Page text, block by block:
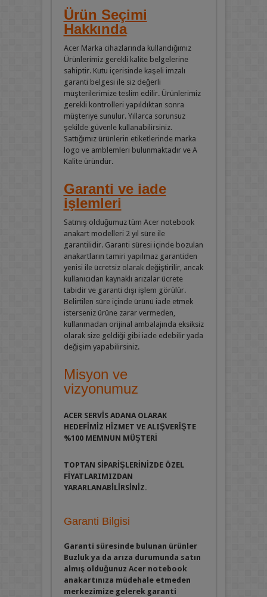
Ürün Seçimi
Hakkında
Acer Marka cihazlarında kullandığımız
Ürünlerimiz gerekli kalite belgelerine
sahiptir. Kutu içerisinde kaşeli imzalı
garanti belgesi ile siz değerli
müşterilerimize teslim edilir. Ürünlerimiz
gerekli kontrolleri yapıldıktan sonra
müşteriye sunulur. Yıllarca sorunsuz
şekilde güvenle kullanabilirsiniz.
Sattığımız ürünlerin etiketlerinde marka
logo ve amblemleri bulunmaktadır ve A
Kalite üründür.
Garanti ve iade
işlemleri
Satmış olduğumuz tüm Acer notebook
anakart modelleri 2 yıl süre ile
garantilidir. Garanti süresi içinde bozulan
anakartların tamiri yapılmaz garantiden
yenisi ile ücretsiz olarak değiştirilir, ancak
kullanıcıdan kaynaklı arızalar ücrete
tabidir ve garanti dışı işlem görülür.
Belirtilen süre içinde ürünü iade etmek
isterseniz ürüne zarar vermeden,
kullanmadan orijinal ambalajında eksiksiz
olarak size geldiği gibi iade edebilir yada
değişim yapabilirsiniz.
Misyon ve
vizyonumuz
ACER SERVİS ADANA OLARAK
HEDEFİMİZ HİZMET VE ALIŞVERİŞTE
%100 MEMNUN MÜŞTERİ
TOPTAN SİPARİŞLERİNİZDE ÖZEL
FİYATLARIMIZDAN
YARARLANABİLİRSİNİZ.
Garanti Bilgisi
Garanti süresinde bulunan ürünler
Buzluk ya da arıza durumunda satın
almış olduğunuz Acer notebook
anakartınıza müdehale etmeden
merkezimize gelerek garanti